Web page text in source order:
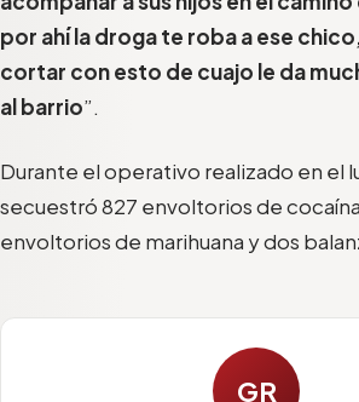
por ahí la droga te roba a ese
cortar con esto de cuajo le da
al barrio”.
Durante el operativo realizado en el
secuestró 827 envoltorios de
envoltorios de marihuana y dos
GR